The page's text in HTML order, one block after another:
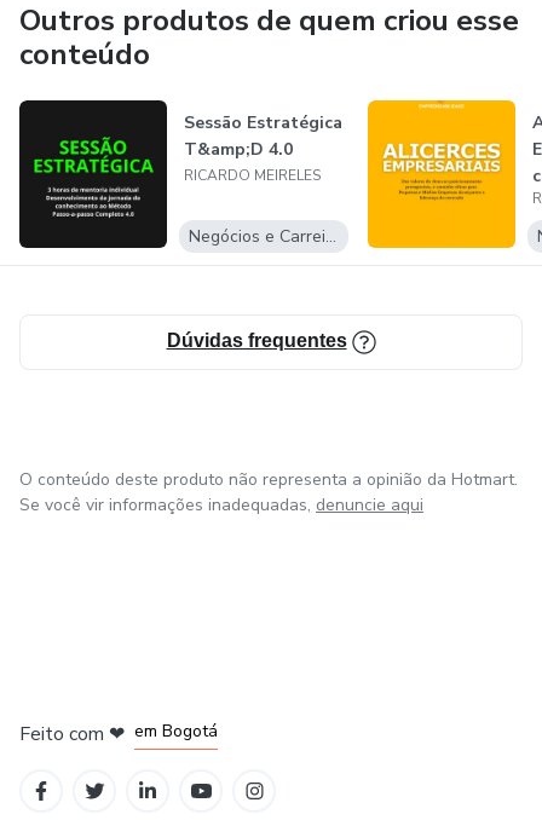
Outros produtos de quem criou esse
conteúdo
Sessão Estratégica
T&amp;D 4.0
RICARDO MEIRELES
Negócios e Carreira
Dúvidas frequentes
O conteúdo deste produto não representa a opinião da Hotmart.
Se você vir informações inadequadas, denuncie aqui
Feito com ❤ em Bogotá